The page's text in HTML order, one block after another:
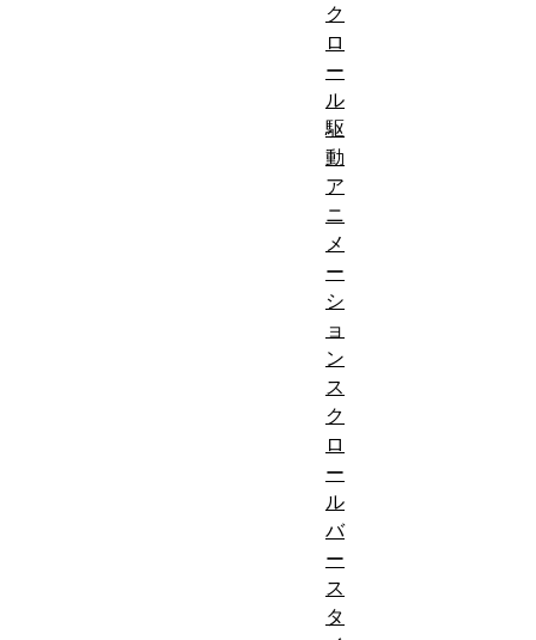
ク
ロ
ー
ル
駆
動
ア
ニ
メ
ー
シ
ョ
ン
ス
ク
ロ
ー
ル
バ
ー
ス
タ